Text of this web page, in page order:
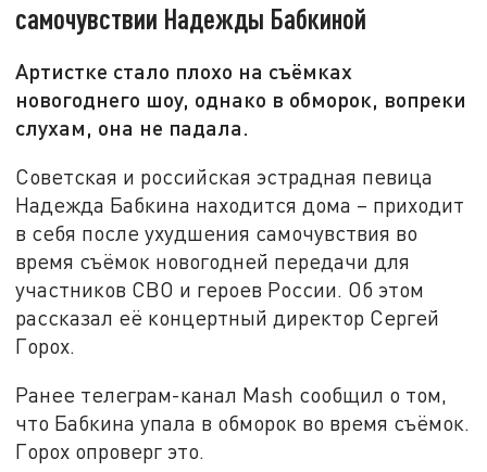
самочувствии Надежды Бабкиной
Артистке стало плохо на съёмках
новогоднего шоу, однако в обморок, вопреки
слухам, она не падала.
Советская и российская эстрадная певица
Надежда Бабкина находится дома – приходит
в себя после ухудшения самочувствия во
время съёмок новогодней передачи для
участников СВО и героев России. Об этом
рассказал её концертный директор Сергей
Горох.
Ранее телеграм-канал Mash сообщил о том,
что Бабкина упала в обморок во время съёмок.
Горох опроверг это.